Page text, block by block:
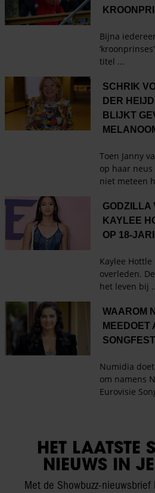
HET LAATSTE
NIEUWS IN
Met de Showbuzz-